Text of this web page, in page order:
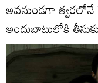
అవ‌నుండ‌గా త్వ‌ర‌లోనే
అందుబాటులోకి